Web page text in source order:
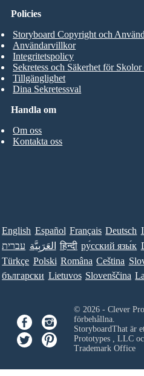
Handla om
Om oss
Kontakta oss
Policies
Storyboard Copyright och
Användarvillkor
Integritetspolicy
Sekretess och Säkerhet för
Tillgänglighet
Dina Sekretessval
English Español Français Deutsch
עברית العَرَبِيَّة हिन्दी ру́сский язы́к
Türkçe Polski Româna Ceština
български Lietuvos Slovenščina
© 2026 - Clever
förbehållna.
StoryboardThat är
Prototypes , LLC
Trademark Office